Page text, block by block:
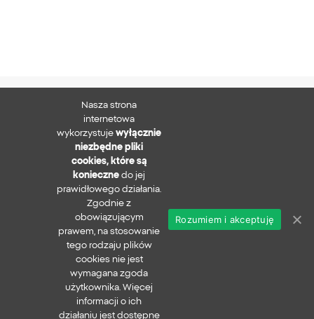
XTB S.A.
Zapisz się do newslettera
2026
Polityka prywatności
Zgłaszanie nadużyć
Bezpieczeństwo w sieci
Nasza strona
internetowa
wykorzystuje wyłącznie
niezbędne pliki
cookies, które są
konieczne do jej
prawidłowego działania.
Zgodnie z
obowiązującym
prawem, na stosowanie
tego rodzaju plików
cookies nie jest
wymagana zgoda
użytkownika. Więcej
informacji o ich
działaniu jest dostępne
Rozumiem i akceptuję